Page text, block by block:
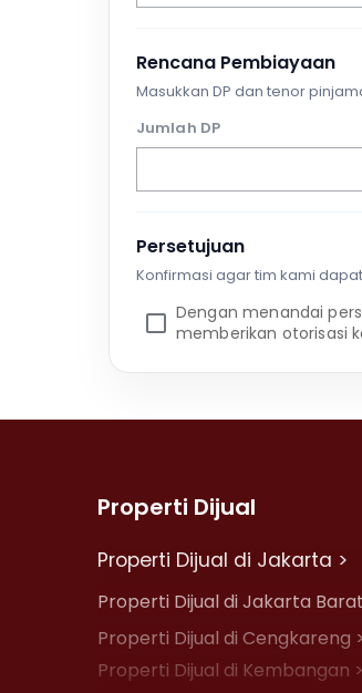
Rencana Pembiayaan
Masukkan DP dan tenor
Jumlah DP
Persetujuan
Konfirmasi agar tim kami
Dengan menandai
memberikan otorisasi
Properti Dijual
Properti Dijual di Jakarta >
Properti Dijual di Jakarta
Properti Dijual di Cengkareng >
Properti Dijual di Kembangan >